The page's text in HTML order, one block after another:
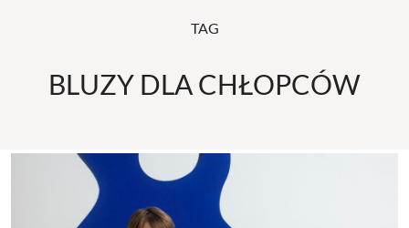
TAG
BLUZY DLA CHŁOPCÓW